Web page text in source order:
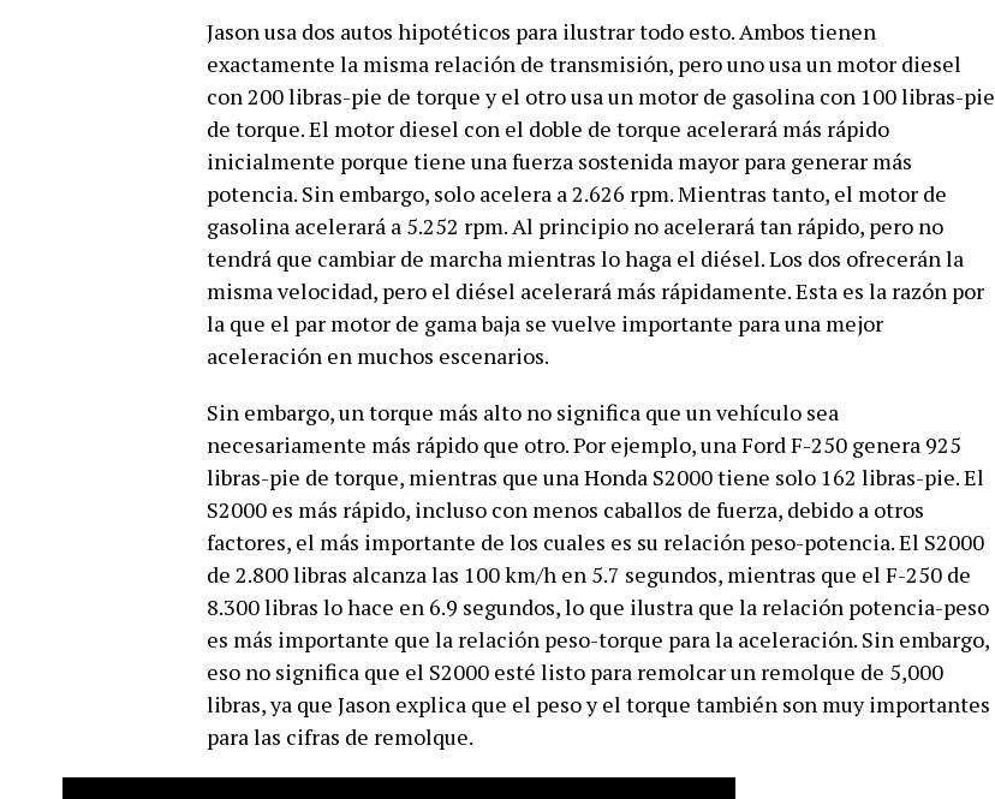
Jason usa dos autos hipotéticos para ilustrar todo esto. Ambos tienen
exactamente la misma relación de transmisión, pero uno usa un motor diesel
con 200 libras-pie de torque y el otro usa un motor de gasolina con 100 libras-pie
de torque. El motor diesel con el doble de torque acelerará más rápido
inicialmente porque tiene una fuerza sostenida mayor para generar más
potencia. Sin embargo, solo acelera a 2.626 rpm. Mientras tanto, el motor de
gasolina acelerará a 5.252 rpm. Al principio no acelerará tan rápido, pero no
tendrá que cambiar de marcha mientras lo haga el diésel. Los dos ofrecerán la
misma velocidad, pero el diésel acelerará más rápidamente. Esta es la razón por
la que el par motor de gama baja se vuelve importante para una mejor
aceleración en muchos escenarios.
Sin embargo, un torque más alto no significa que un vehículo sea
necesariamente más rápido que otro. Por ejemplo, una Ford F-250 genera 925
libras-pie de torque, mientras que una Honda S2000 tiene solo 162 libras-pie. El
S2000 es más rápido, incluso con menos caballos de fuerza, debido a otros
factores, el más importante de los cuales es su relación peso-potencia. El S2000
de 2.800 libras alcanza las 100 km/h en 5.7 segundos, mientras que el F-250 de
8.300 libras lo hace en 6.9 segundos, lo que ilustra que la relación potencia-peso
es más importante que la relación peso-torque para la aceleración. Sin embargo,
eso no significa que el S2000 esté listo para remolcar un remolque de 5,000
libras, ya que Jason explica que el peso y el torque también son muy importantes
para las cifras de remolque.